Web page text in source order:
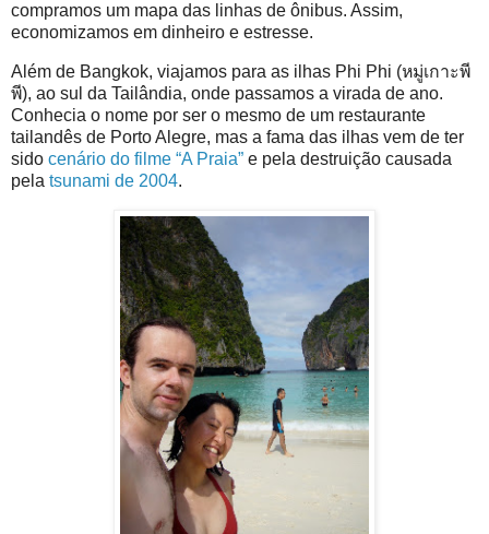
compramos um mapa das linhas de ônibus. Assim,
economizamos em dinheiro e estresse.
Além de Bangkok, viajamos para as ilhas Phi Phi (หมู่เกาะพี
พี), ao sul da Tailândia, onde passamos a virada de ano.
Conhecia o nome por ser o mesmo de um restaurante
tailandês de Porto Alegre, mas a fama das ilhas vem de ter
sido cenário do filme “A Praia” e pela destruição causada
pela tsunami de 2004.